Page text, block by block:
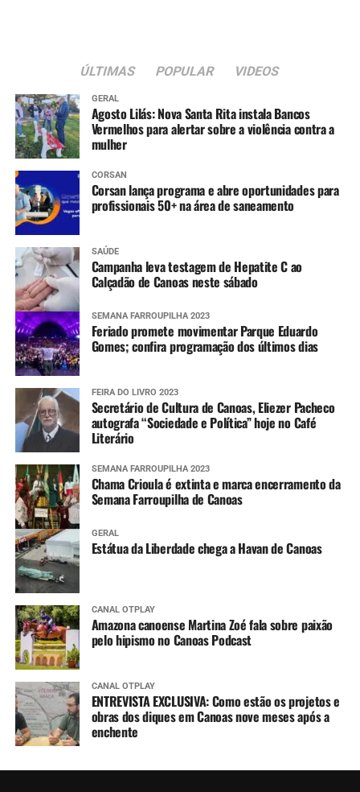
ÚLTIMAS POPULAR VIDEOS
GERAL
Agosto Lilás: Nova Santa Rita instala Bancos
Vermelhos para alertar sobre a violência contra a
mulher
CORSAN
Corsan lança programa e abre oportunidades para
profissionais 50+ na área de saneamento
SAÚDE
Campanha leva testagem de Hepatite C ao
Calçadão de Canoas neste sábado
SEMANA FARROUPILHA 2023
Feriado promete movimentar Parque Eduardo
Gomes; confira programação dos últimos dias
FEIRA DO LIVRO 2023
Secretário de Cultura de Canoas, Eliezer Pacheco
autografa “Sociedade e Política” hoje no Café
Literário
SEMANA FARROUPILHA 2023
Chama Crioula é extinta e marca encerramento da
Semana Farroupilha de Canoas
GERAL
Estátua da Liberdade chega a Havan de Canoas
CANAL OTPLAY
Amazona canoense Martina Zoé fala sobre paixão
pelo hipismo no Canoas Podcast
CANAL OTPLAY
ENTREVISTA EXCLUSIVA: Como estão os projetos e
obras dos diques em Canoas nove meses após a
enchente